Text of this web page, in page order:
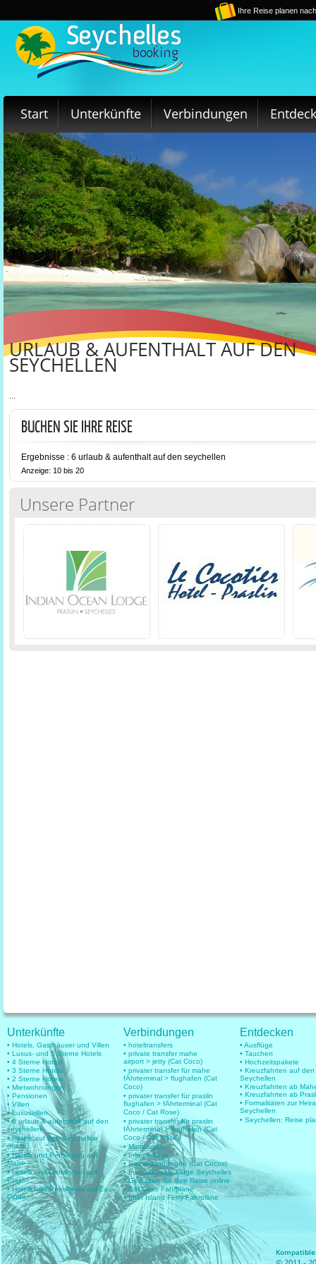
Ihre Reise planen
Start Unterkünfte Verbindungen
URLAUB & AUFENTHALT AUF DEN
SEYCHELLEN
...
BUCHEN SIE IHRE REISE
Ergebnisse : 6 urlaub & aufenthalt auf den seychellen
Anzeige: 10 bis 20
Unsere Partner
Unterkünfte
• Hotels, Gasthäuser und Villen
• Luxus- und 5 Sterne Hotels
• 4 Sterne Hotels
• 3 Sterne Hotels
• 2 Sterne Hotels
• Mietwohnungen
• Pensionen
• Villen
• Luxusvillen
• 6 urlaub & aufenthalt auf den
seychellen
• Hotels auf den Seychellen
(Karte)
• Hotels und Pensionen auf
Mahe
• Hotels und Pensionen auf
Praslin
• Hotels und Pensionen auf La
Digue
Verbindungen
• hoteltransfers
• private transfer mahe
airport > jetty (Cat Coco)
• privater transfer für mahe
fÄhrterminal > flughafen (Cat
Coco)
• privater transfer für praslin
flughafen > fÄhrterminal (Cat
Coco / Cat Rose)
• privater transfer für praslin
fÄhrterminal > flughafen (Cat
Coco / Cat Rose)
• Mietwagen
• Inlandsflüge
• Seeverbindungen (Cat Cocos)
• Internationale Flüge Seychelles
• Gestalten Sie Ihre Reise online
• Cat Coco Fahrpläne
• Inter Island Ferry Fahrpläne
Entdecken
• Ausflüge
• Tauchen
• Hochzeitspakete
• Kreuzfahrten auf den
Seychellen
• Kreuzfahrten ab
• Kreuzfahrten ab
• Formalitäten zur
Seychellen
• Seychellen: Reise